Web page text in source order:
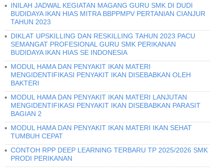
INILAH JADWAL KEGIATAN MAGANG GURU SMK DI DUDI
BUDIDAYA IKAN HIAS MITRA BBPPMPV PERTANIAN CIANJUR
TAHUN 2023
DIKLAT UPSKILLING DAN RESKILLING TAHUN 2023 PACU
SEMANGAT PROFESIONAL GURU SMK PERIKANAN
BUDIDAYA IKAN HIAS SE INDONESIA
MODUL HAMA DAN PENYAKIT IKAN MATERI
MENGIDENTIFIKASI PENYAKIT IKAN DISEBABKAN OLEH
BAKTERI
MODUL HAMA DAN PENYAKIT IKAN MATERI LANJUTAN
MENGIDENTIFIKASI PENYAKIT IKAN DISEBABKAN PARASIT
BAGIAN 2
MODUL HAMA DAN PENYAKIT IKAN MATERI IKAN SEHAT
TUMBUH CEPAT
CONTOH RPP DEEP LEARNING TERBARU TP 2025/2026 SMK
PRODI PERIKANAN